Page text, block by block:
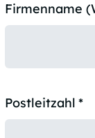
Firmenname
Postleitzahl *